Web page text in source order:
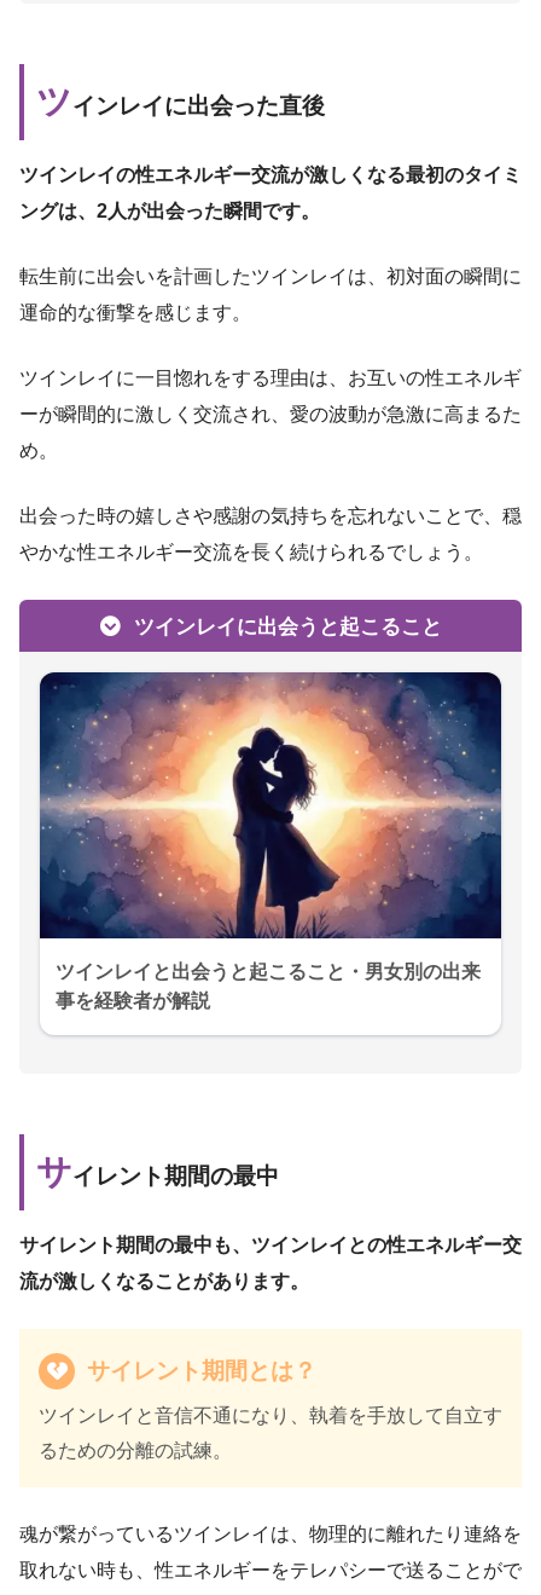
ツインレイに出会った直後
ツインレイの性エネルギー交流が激しくなる最初のタイミ
ングは、2人が出会った瞬間です。
転生前に出会いを計画したツインレイは、初対面の瞬間に
運命的な衝撃を感じます。
ツインレイに一目惚れをする理由は、お互いの性エネルギ
ーが瞬間的に激しく交流され、愛の波動が急激に高まるた
め。
出会った時の嬉しさや感謝の気持ちを忘れないことで、穏
やかな性エネルギー交流を長く続けられるでしょう。
ツインレイに出会うと起こること
ツインレイと出会うと起こること・男女別の出来
事を経験者が解説
サイレント期間の最中
サイレント期間の最中も、ツインレイとの性エネルギー交
流が激しくなることがあります。
サイレント期間とは？
ツインレイと音信不通になり、執着を手放して自立す
るための分離の試練。
魂が繋がっているツインレイは、物理的に離れたり連絡を
取れない時も、性エネルギーをテレパシーで送ることがで